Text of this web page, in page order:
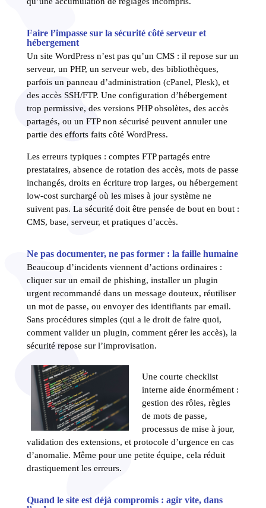
Faire l’impasse sur la sécurité côté serveur et
hébergement
Un site WordPress n’est pas qu’un CMS : il repose sur un
serveur, un PHP, un serveur web, des bibliothèques,
parfois un panneau d’administration (cPanel, Plesk), et
des accès SSH/FTP. Une configuration d’hébergement
trop permissive, des versions PHP obsolètes, des accès
partagés, ou un FTP non sécurisé peuvent annuler une
partie des efforts faits côté WordPress.
Les erreurs typiques : comptes FTP partagés entre
prestataires, absence de rotation des accès, mots de passe
inchangés, droits en écriture trop larges, ou hébergement
low-cost surchargé où les mises à jour système ne
suivent pas. La sécurité doit être pensée de bout en bout :
CMS, base, serveur, et pratiques d’accès.
Ne pas documenter, ne pas former : la faille humaine
Beaucoup d’incidents viennent d’actions ordinaires :
cliquer sur un email de phishing, installer un plugin
urgent recommandé dans un message douteux, réutiliser
un mot de passe, ou envoyer des identifiants par email.
Sans procédures simples (qui a le droit de faire quoi,
comment valider un plugin, comment gérer les accès), la
sécurité repose sur l’improvisation.
Une courte checklist
interne aide énormément :
gestion des rôles, règles
de mots de passe,
processus de mise à jour,
validation des extensions, et protocole d’urgence en cas
d’anomalie. Même pour une petite équipe, cela réduit
drastiquement les erreurs.
Quand le site est déjà compromis : agir vite, dans